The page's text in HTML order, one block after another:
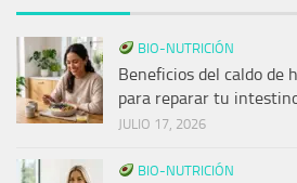
BIO-NUTRICIÓN
Beneficios del caldo de
para reparar tu
JULIO 17, 2026
BIO-NUTRICIÓN